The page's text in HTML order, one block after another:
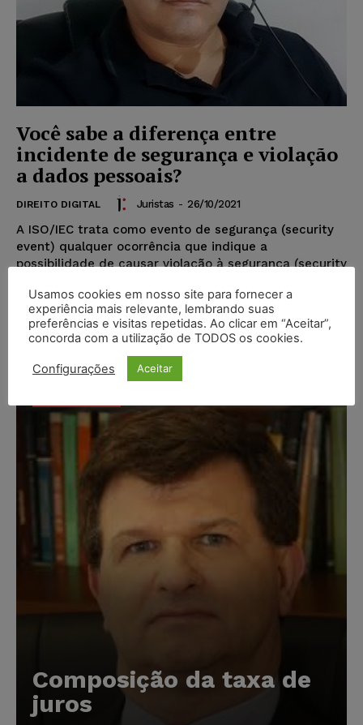
Você sabe a diferença entre
incidente de segurança e violação
a dados pessoais?
DIREITO DIGITAL Juristas - 26/10/2021
A ISO/IEC trata como evento de segurança (security
event) qualquer ocorrência que indique a
possibilidade de causar violação à segurança (security
incident) qualquer ocorrência de evento (s) de
segurança que tenha (m) alta probabilidade de causá-
la.
Composição da taxa de
juros
Usamos cookies em nosso site para fornecer a
experiência mais relevante, lembrando suas
preferências e visitas repetidas. Ao clicar em “Aceitar”,
concorda com a utilização de TODOS os cookies.
Configurações Aceitar